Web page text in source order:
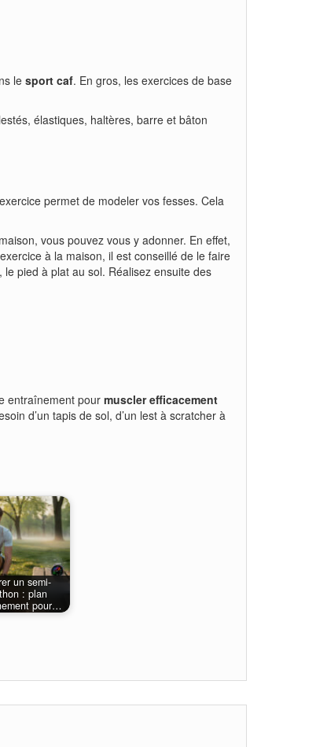
le sport caf. En gros, les exercices de base
élastiques, haltères, barre et bâton
permet de modeler vos fesses. Cela
vous pouvez vous y adonner. En effet,
à la maison, il est conseillé de le faire
pied à plat au sol. Réalisez ensuite des
entraînement pour muscler efficacement
d’un tapis de sol, d’un lest à scratcher à
un semi-
: plan
pour…